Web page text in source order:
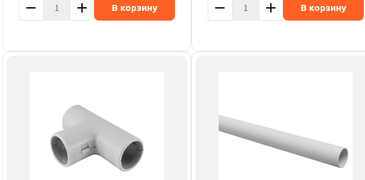
В корзину В корзину